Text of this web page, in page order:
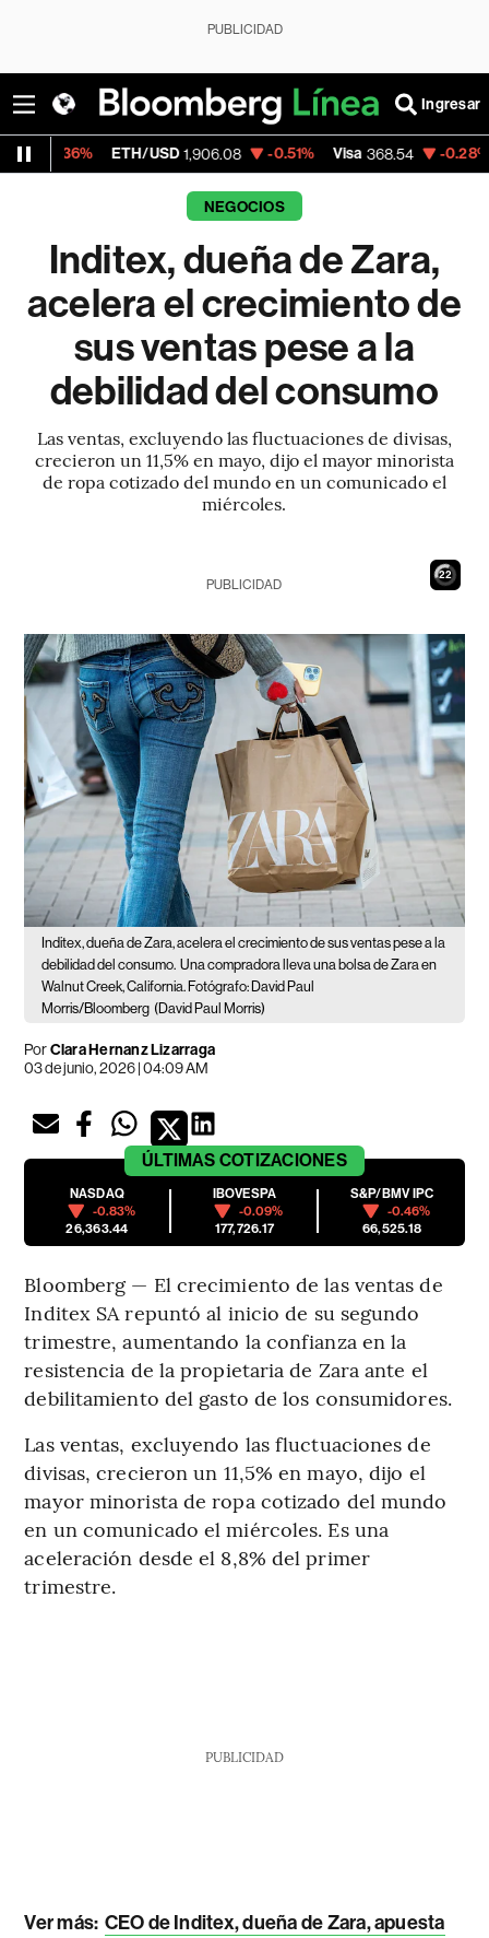
PUBLICIDAD
Ingresar
ETH/USD 1,906.08 -0.51% Visa 368.54 -0.28%
NEGOCIOS
Inditex, dueña de Zara,
acelera el crecimiento de
sus ventas pese a la
debilidad del consumo
Las ventas, excluyendo las fluctuaciones de divisas,
crecieron un 11,5% en mayo, dijo el mayor minorista
de ropa cotizado del mundo en un comunicado el
miércoles.
21
PUBLICIDAD
Inditex, dueña de Zara, acelera el crecimiento de sus ventas pese a la
debilidad del consumo. Una compradora lleva una bolsa de Zara en
Walnut Creek, California. Fotógrafo: David Paul
Morris/Bloomberg (David Paul Morris)
PorClara Hernanz Lizarraga
03 de junio, 2026 | 04:09 AM
ÚLTIMAS COTIZACIONES
NASDAQ
-0.83%
26,363.44
IBOVESPA
-0.09%
177,726.17
S&P/BMV IPC
-0.46%
66,525.18
Bloomberg — El crecimiento de las ventas de
Inditex SA repuntó al inicio de su segundo
trimestre, aumentando la confianza en la
resistencia de la propietaria de Zara ante el
debilitamiento del gasto de los consumidores.
Las ventas, excluyendo las fluctuaciones de
divisas, crecieron un 11,5% en mayo, dijo el
mayor minorista de ropa cotizado del mundo
en un comunicado el miércoles. Es una
aceleración desde el 8,8% del primer
trimestre.
PUBLICIDAD
Ver más: CEO de Inditex, dueña de Zara, apuesta